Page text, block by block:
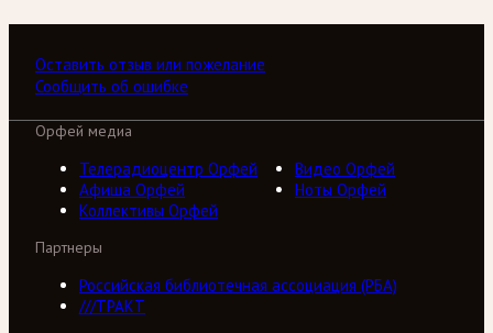
Оставить отзыв или пожелание
Сообщить об ошибке
Орфей медиа
Телерадиоцентр Орфей
Видео Орфей
Афиша Орфей
Ноты Орфей
Коллективы Орфей
Партнеры
Российская библиотечная ассоциация (РБА)
///ТРАКТ